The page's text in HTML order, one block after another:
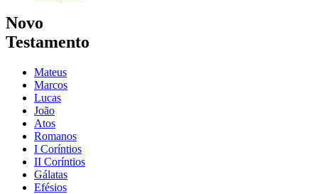
Novo
Testamento
Mateus
Marcos
Lucas
João
Atos
Romanos
I Coríntios
II Coríntios
Gálatas
Efésios